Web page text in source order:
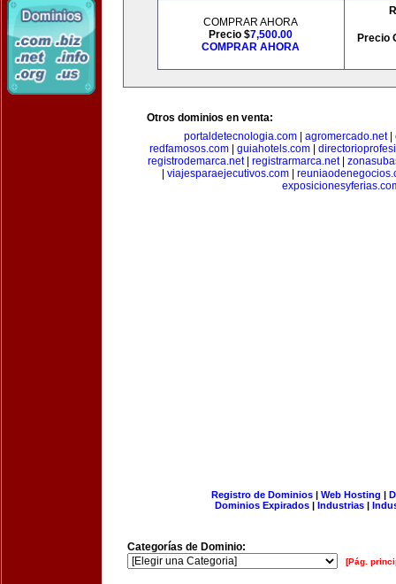
COMPRAR AHORA
Precio $7,500.00
COMPRAR AHORA
Precio
Otros dominios en venta:
portaldetecnologia.com
agromercado.net|
redfamosos.com| guiahotels.com|
registrodemarca.net| registrarmarca.net|
viajesparaejecutivos.com|
Registro de Dominios| Web Hosting |
Dominios Expirados | Industrias |
Categorías de Dominio:
[Pág.